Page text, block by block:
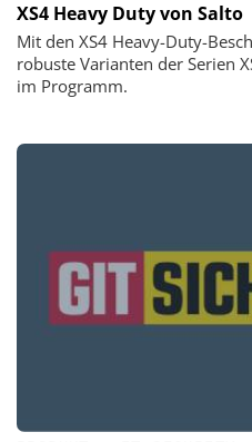
XS4 Heavy Duty von Salto
Mit den XS4 Heavy-Duty-
robuste Varianten der Serien
im Programm.